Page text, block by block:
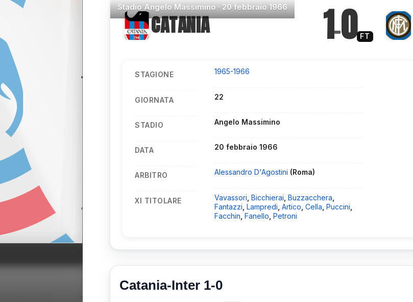
StadioAngelo Massimino ·20 febbraio 1966
CATANIA 1–0 FT
STAGIONE 1965-1966
GIORNATA 22
STADIO Angelo Massimino
DATA 20 febbraio 1966
ARBITRO Alessandro D'Agostini (Roma)
XI TITOLARE Vavassori ,Bicchierai ,Buzzacchera
Fantazzi ,Lampredi ,Artico ,Cella ,Puccini
Facchin ,Fanello ,Petroni
Catania-Inter 1-0